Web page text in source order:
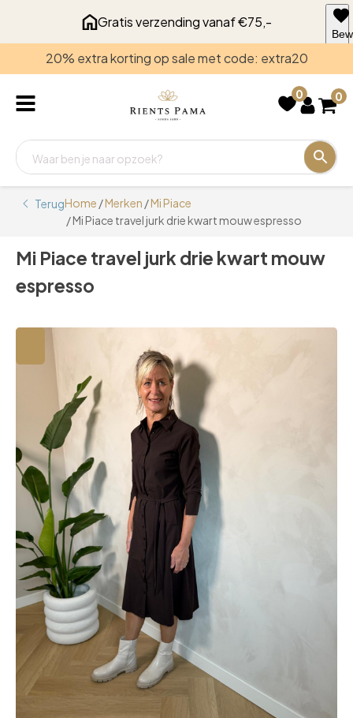
Gratis verzending vanaf €75,-
20% extra korting op sale met code: extra20
0 0
TerugHome /Merken /Mi Piace
/ Mi Piace travel jurk drie kwart mouw espresso
Mi Piace travel jurk drie kwart mouw
espresso
voor